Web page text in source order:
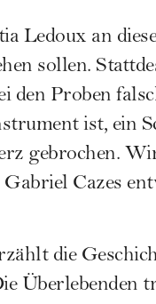
Ledoux an
sollen.
den Proben
ist, ein
gebrochen.
Cazes
die
Überlebenden